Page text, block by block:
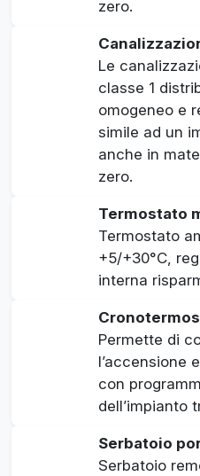
zero.
Le
classe 1
omogeneo e
simile ad un
anche in
zero.
Termostato
Termostato
+5/+30°C,
interna
Permette di
l’accensione
con
dell’impianto
Serbatoio
Serbatoio